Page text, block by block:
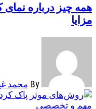
همه چیز درباره
مزایا
محمد